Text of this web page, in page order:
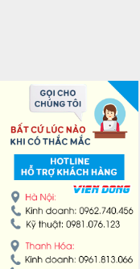
MÁY CHIA BỘT
MÁY SE BỘT
MÁY CÁN BỘT
TỦ Ủ BỘT
LÒ NƯỚNG BÁNH